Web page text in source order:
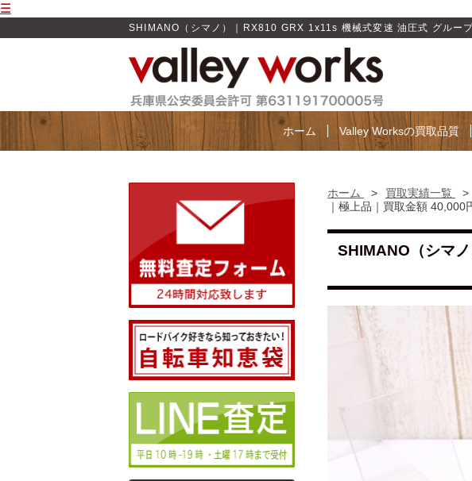
☰
SHIMANO（シマノ）｜RX810 GRX 1x11s 機械式変速 油圧式 グル
ホーム Valley Worksの買取品質
ホーム > 買取実績一覧 >
｜極上品｜買取金額 40,000
SHIMANO（シマ